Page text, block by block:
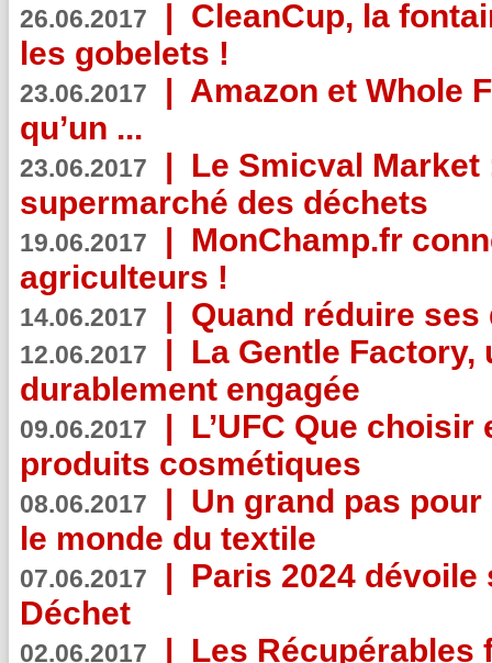
26.06.2017 | CleanCup, la
les gobelets !
23.06.2017 | Amazon et Whole
qu’un ...
23.06.2017 | Le Smicval
supermarché des déchets
19.06.2017 | MonChamp.fr
agriculteurs !
14.06.2017 | Quand réduire
12.06.2017 | La Gentle
durablement engagée
09.06.2017 | L’UFC Que
produits cosmétiques
08.06.2017 | Un grand pas
le monde du textile
07.06.2017 | Paris 2024
Déchet
02.06.2017 | Les Récupérables